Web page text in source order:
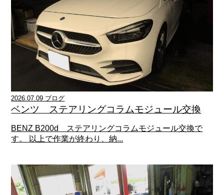
2026.07.09 ブログ
ベンツ ステアリングコラムモジュール交換
BENZ B200d ステアリングコラムモジュール交換で
す。 以上で作業が終わり、納...